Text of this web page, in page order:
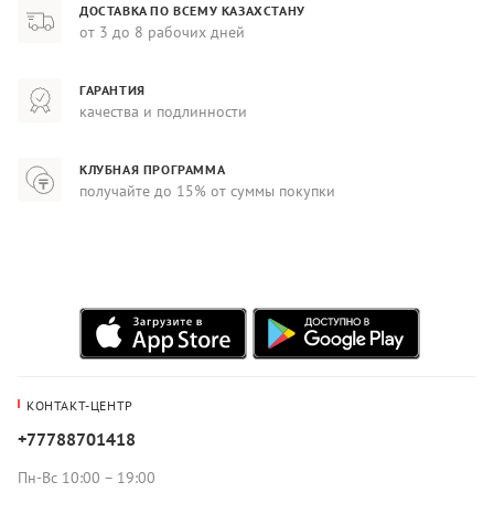
ДОСТАВКА ПО ВСЕМУ КАЗАХСТАНУ
от 3 до 8 рабочих дней
ГАРАНТИЯ
качества и подлинности
КЛУБНАЯ ПРОГРАММА
получайте до 15% от суммы покупки
КОНТАКТ-ЦЕНТР
+77788701418
Пн-Вс 10:00 – 19:00